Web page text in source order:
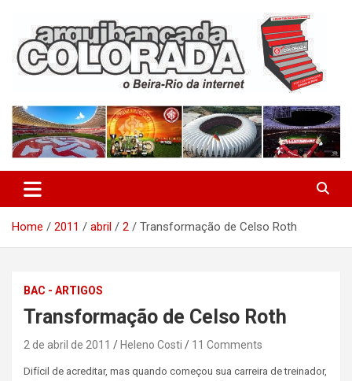
content
Arquibancada Colorada
Home 2011 abril 2 Transformação de Celso Roth
BAC - ARTIGOS
Transformação de Celso Roth
2 de abril de 2011 Heleno Costi 11 Comments
Difícil de acreditar, mas quando começou sua carreira de treinador,